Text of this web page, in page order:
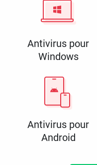
Antivirus pour
Windows
Antivirus pour
Android